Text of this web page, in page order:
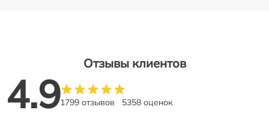
Отзывы клиентов
4.91799 отзывов 5358 оценок